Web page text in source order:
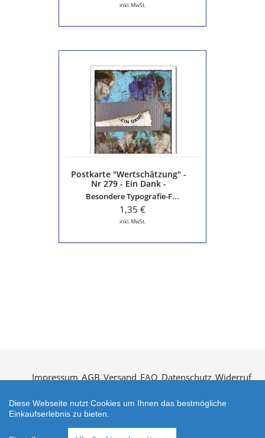
inkl. MwSt.
"Wertschätzung"
Karte
Sprache"
Postkarte "Wertschätzung" -
Nr 279 - Ein Dank -
ausgefallene Karte aus der
Serie "Die schöne Sprache"
Besondere Typografie-F...
1,35 €
inkl. MwSt.
Impressum AGB Versand FAQ Datenschutz Widerruf
Diese Webseite nutzt Cookies um Ihnen das bestmögliche
Einkaufserlebnis zu bieten.